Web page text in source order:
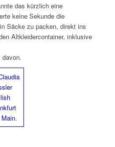
das kürzlich eine
keine Sekunde die
Säcke zu packen, direkt ins
Altkleidercontainer, inklusive
davon.